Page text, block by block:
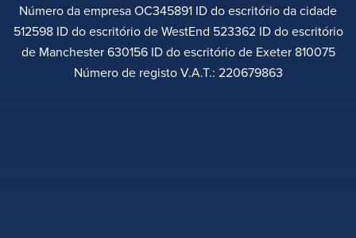
Número da empresa OC345891 ID do escritório da cidade
512598 ID do escritório de WestEnd 523362 ID do escritório
de Manchester 630156 ID do escritório de Exeter 810075
Número de registo V.A.T.: 220679863